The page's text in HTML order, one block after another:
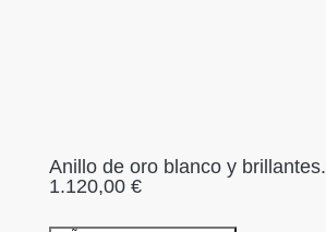
Anillo de oro blanco y brillantes.
1.120,00€